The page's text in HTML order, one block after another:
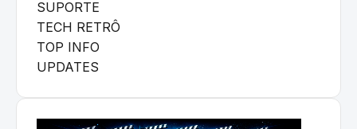
SUPORTE
TECH RETRÔ
TOP INFO
UPDATES